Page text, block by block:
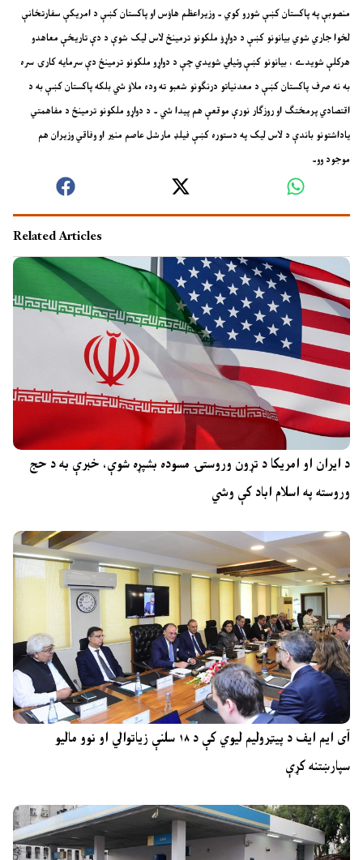
منصوبې په پاکستان کښې شورو کوي ۔ وزيراعظم هاؤس او پاکستان کښې د امريکې سفارتخانې
لخوا جاري شوي بيانونو کښې د دواړؤ ملکونو ترمينځ لاس ليک شوې د دې تاريخې معاهدو
هرکلې شويدے ، بيانونو کښې وئيلي شويدي چې د دواړو ملکونو ترمينځ دې سرمايه کارۍ سره
به نه صرف پاکستان کښې د معدنياتو درنګونو شعبو ته وده ملاؤ شي بلکه پاکستان کښې به د
اقتصادي پرمختګ او روزګار نورې موقعې هم پيدا شي ۔ د دواړو ملکونو ترمينځ د مفاهمتي
ياداشتونو باندې د لاس ليک په دستوره کښې فيلډ مارشل عاصم منير او وفاقي وزيران هم
موجود وو۔
Related Articles
د ایران او امریکا د تړون وروستۍ مسوده بشپړه شوې، خبرې به د حج
وروسته په اسلام اباد کې وشي
آی ایم ایف د پیټرولیم لیوي کې د ۱۸ سلنې زیاتوالي او نوو مالیو
سپارښتنه کړې